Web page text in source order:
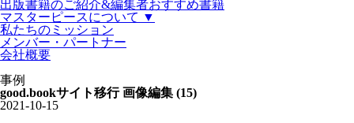
出版書籍のご紹介&編集者おすすめ書籍
マスターピースについて ▼
私たちのミッション
メンバー・パートナー
会社概要
事例
good.bookサイト移行 画像編集 (15)
2021-10-15